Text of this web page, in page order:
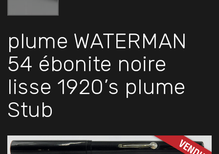
plume WATERMAN
54 ébonite noire
lisse 1920’s plume
Stub